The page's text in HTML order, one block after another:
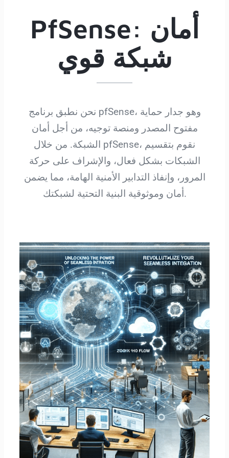
PfSense: أمان
شبكة قوي
نحن نطبق برنامج pfSense، وهو جدار حماية
مفتوح المصدر ومنصة توجيه، من أجل أمان
الشبكة. من خلال pfSense، نقوم بتقسيم
الشبكات بشكل فعال، والإشراف على حركة
المرور، وإنفاذ التدابير الأمنية الهامة، مما يضمن
أمان وموثوقية البنية التحتية لشبكتك.